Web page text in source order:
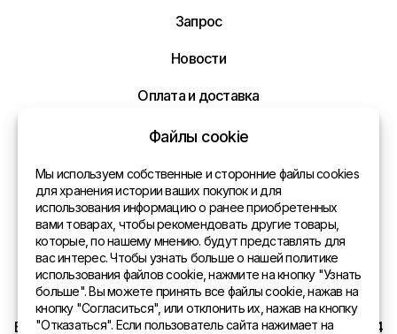
Вам в самое ближайшее время!
Запрос
Новости
Оплата и доставка
Политика конфиденциальности
Контакты
Общая информация
Представительства в мире
Адрес
EURO SITEX Latvia Daugavpils A.Pumpura iela 104b LV 5404
Файлы cookie
Мы используем собственные и сторонние файлы cookies
для хранения истории ваших покупок и для
использования информацию о ранее приобретенных
вами товарах, чтобы рекомендовать другие товары,
которые, по нашему мнению. будут представлять для
вас интерес. Чтобы узнать больше о нашей политике
использования файлов cookie, нажмите на кнопку "Узнать
больше". Вы можете принять все файлы cookie, нажав на
кнопку "Согласиться", или отклонить их, нажав на кнопку
"Отказаться". Если пользователь сайта нажимает на